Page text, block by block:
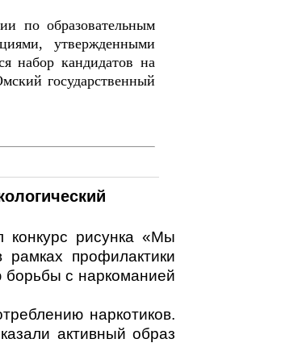
по образовательным
утвержденными
набор кандидатов на
государственный
конкурс рисунка «Мы
профилактики
борьбы с наркоманией
наркотиков.
активный образ